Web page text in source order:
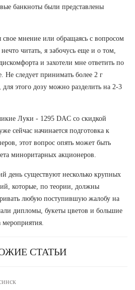
банкноты были представлены
свое мнение или обращаясь с вопросом
читать, я забочусь еще и о том,
и захотели мне ответить по
следует принимать более 2 г
этого дозу можно разделить на 2-3
Луки - 1295 DAC со скидкой
сейчас начинается подготовка к
этот вопрос опять может быть
миноритарных акционеров.
день существуют несколько крупных
которые, по теории, должны
любую поступившую жалобу на
дипломы, букеты цветов и большие
СТАТЬИ